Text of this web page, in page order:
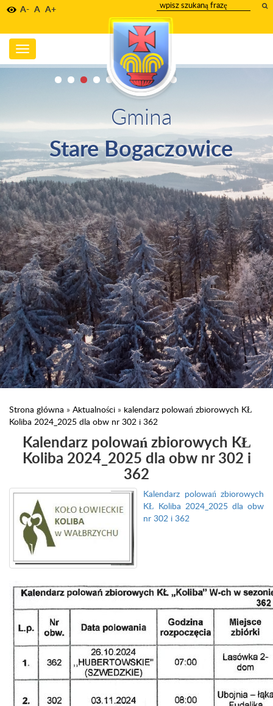
A- A A+
wpisz
szukany
tekst
Toggle
navigation
Gmina
Stare Bogaczowice
Strona główna » Aktualności » kalendarz polowań zbiorowych KŁ
Koliba 2024_2025 dla obw nr 302 i 362
Kalendarz polowań zbiorowych KŁ
Koliba 2024_2025 dla obw nr 302 i
362
Kalendarz polowań zbiorowych
KŁ Koliba 2024_2025 dla obw
nr 302 i 362